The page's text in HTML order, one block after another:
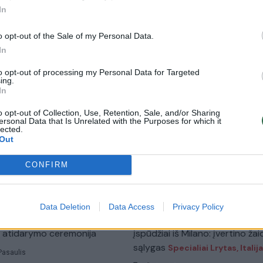
opt-out of the Sale of my Personal Data.
opt-out of processing my Personal Data for Targeted
opt-out of Collection, Use, Retention, Sale, and/or Sharing
Data that Is Unrelated with the Purposes for which it
CONFIRM
Data Deletion Data Access Privacy Policy
Ukrainos skeletonininką –
Pasaulis
pirmų lūpų – liudijimas ką
reiškė A. Reed ir S.
Žinios | Sportas
00:00:42
magiškas A. Reed ir S.
akimirkas:
olimpiniu šokiu
„Plyšta širdis“: pagerbti
atidarymo ceremonija
įspūdžiai iš Milano: įvertino
sąlygas Specialiai Lrytas, Italija